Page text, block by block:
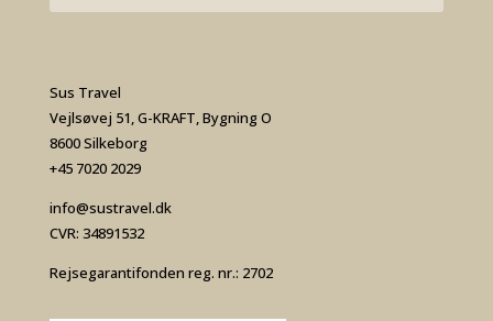
Sus Travel
Vejlsøvej 51, G-KRAFT, Bygning O
8600 Silkeborg
+45 7020 2029
info@sustravel.dk
CVR: 34891532
Rejsegarantifonden reg. nr.: 2702